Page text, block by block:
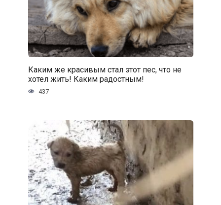
Каким же красивым стал этот пес, что не
хотел жить! Каким радостным!
437